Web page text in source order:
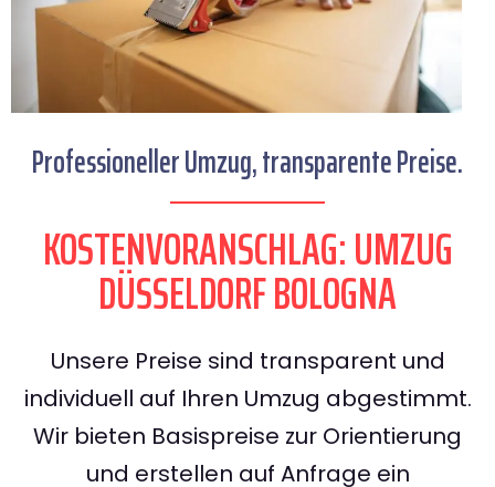
Professioneller Umzug, transparente Preise.
KOSTENVORANSCHLAG: UMZUG
DÜSSELDORF BOLOGNA
Unsere Preise sind transparent und
individuell auf Ihren Umzug abgestimmt.
Wir bieten Basispreise zur Orientierung
und erstellen auf Anfrage ein